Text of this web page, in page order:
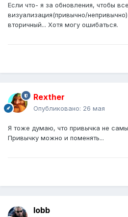
Если что- я за обновления, чтобы
визуализация(привычно/
вторичный... Хотя могу ошибаться.
Rexther
Опубликовано: 26 мая
Я тоже думаю, что привычка не
Привычку можно и поменять...
lobb